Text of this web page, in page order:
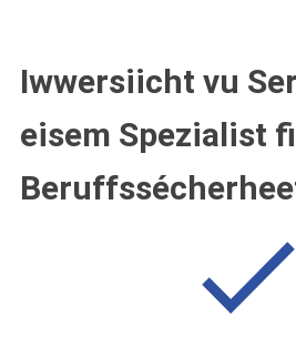
Iwwersiicht vu
eisem Spezialist